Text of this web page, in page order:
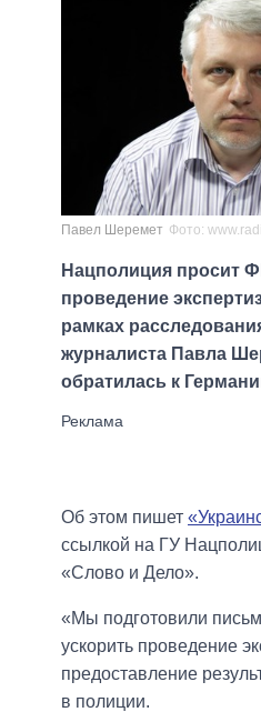
Павел Шеремет Фото:
Нацполиция просит
проведение
рамках
журналиста Павла
обратилась к
Об этом пишет
ссылкой на ГУ
«Слово и Дело».
«Мы подготовили
ускорить проведение
предоставление
в полиции.